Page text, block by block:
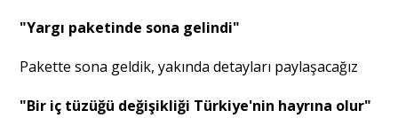
"Yargı paketinde sona gelindi"
Pakette sona geldik, yakında detayları paylaşacağız
"Bir iç tüzüğü değişikliği Türkiye'nin hayrına olur"